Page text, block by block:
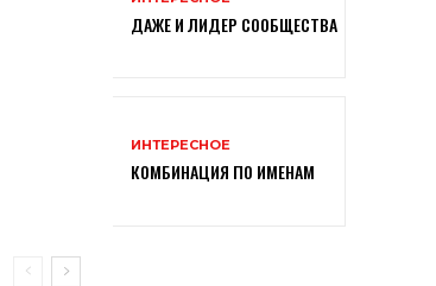
ДАЖЕ И ЛИДЕР СООБЩЕСТВА
ИНТЕРЕСНОЕ
КОМБИНАЦИЯ ПО ИМЕНАМ